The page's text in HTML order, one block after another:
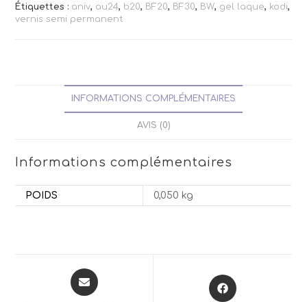
Étiquettes : aniv, au24, b20, BF20, BF30, BW, gel laque, kodi,
vernis semi permanent
INFORMATIONS COMPLÉMENTAIRES
AVIS (0)
Informations complémentaires
POIDS 0,050 kg
Opens
in
Opens
in